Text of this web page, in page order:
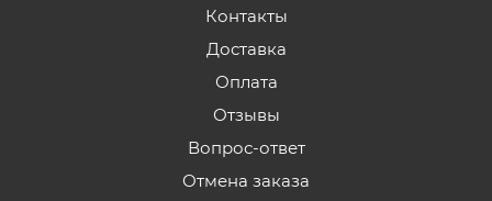
Контакты
Доставка
Оплата
Отзывы
Вопрос-ответ
Отмена заказа